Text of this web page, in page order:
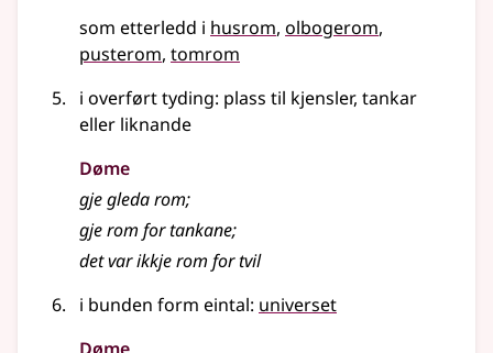
som etterledd i husrom olbogerom
pusterom tomrom
i overført tyding: plass til kjensler, tankar
eller liknande
Døme
gje gleda rom;
gje rom for tankane;
det var ikkje rom for tvil
i bunden form eintal: universet